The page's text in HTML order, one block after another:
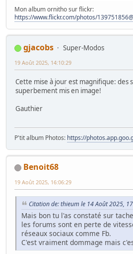
Mon album ornitho sur flickr:
https://www.flickr.com/photos/
gjacobs
Super-Modos
19 Août 2025, 14:10:29
Cette mise à jour est magnifique: des
superbement mis en image!
Gauthier
P'tit album Photos: https://
Benoit68
19 Août 2025, 16:06:29
Citation de: thieum le 14 Août 2025,
Mais bon tu l'as constaté sur
les forums sont en perte de
réseaux sociaux comme Fb.
C'est vraiment dommage mais